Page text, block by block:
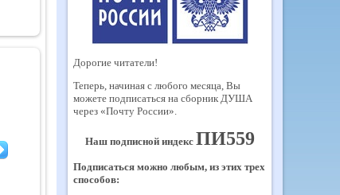
Дорогие читатели!
Теперь, начиная с любого месяца, Вы
можете подписаться на сборник ДУША
через «Почту России».
Наш подписной индекс ПИ559
Подписаться можно любым, из этих трех
способов: